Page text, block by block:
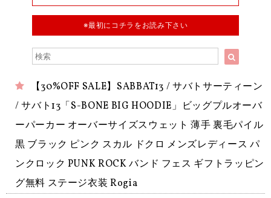
※最初にコチラをお読み下さい
【30%OFF SALE】SABBAT13 / サバトサーティーン
/ サバト13「S-BONE BIG HOODIE」ビッグプルオーバ
ーパーカー オーバーサイズスウェット 薄手 裏毛パイル
黒 ブラック ピンク スカル ドクロ メンズレディース パ
ンクロック PUNK ROCK バンド フェス ギフトラッピン
グ無料 ステージ衣装 Rogia